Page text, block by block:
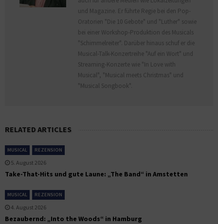
und Magazine. Er führte Regie bei den Pop-
Oratorien "Die 10 Gebote" und "Luther" sowie
bei einer Workshop-Produktion des Musicals
"Schimmelreiter". Darüber hinaus schuf er die
Musical-Talk-Konzertreihe "Auf ein Wort" und
Streaming-Konzerte wie "In Love with
Musical", "Musical meets Christmas" und
"Musical Songbook".
RELATED ARTICLES
MUSICAL REZENSION
5. August 2026
Take-That-Hits und gute Laune: „The Band“ in Amstetten
MUSICAL REZENSION
4. August 2026
Bezaubernd: „Into the Woods“ in Hamburg